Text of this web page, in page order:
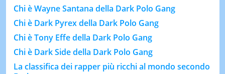
Chi è Wayne Santana della Dark Polo Gang
Chi è Dark Pyrex della Dark Polo Gang
Chi è Tony Effe della Dark Polo Gang
Chi è Dark Side della Dark Polo Gang
La classifica dei rapper più ricchi al mondo secondo